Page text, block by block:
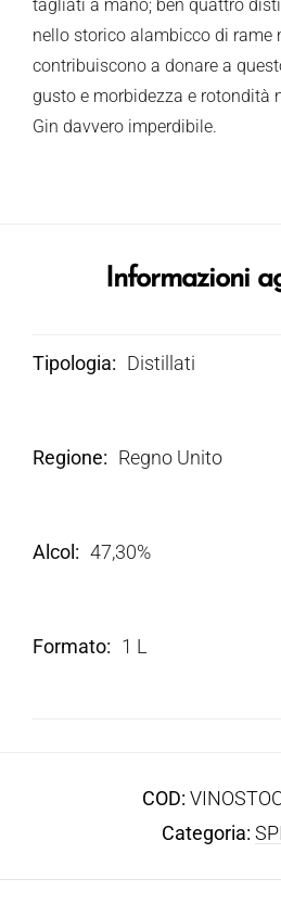
tagliati a mano; ben quattro
nello storico alambicco di rame
contribuiscono a donare a
gusto e morbidezza e rotondità
Gin davvero imperdibile.
Informazioni
Tipologia Distillati
Regione Regno Unito
Alcol 47,30%
Formato 1 L
COD:
Categoria: